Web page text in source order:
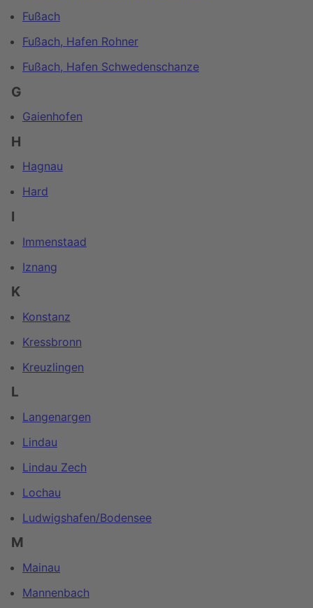
Fußach
Fußach, Hafen Rohner
Fußach, Hafen Schwedenschanze
G
Gaienhofen
H
Hagnau
Hard
I
Immenstaad
Iznang
K
Konstanz
Kressbronn
Kreuzlingen
L
Langenargen
Lindau
Lindau Zech
Lochau
Ludwigshafen/Bodensee
M
Mainau
Mannenbach